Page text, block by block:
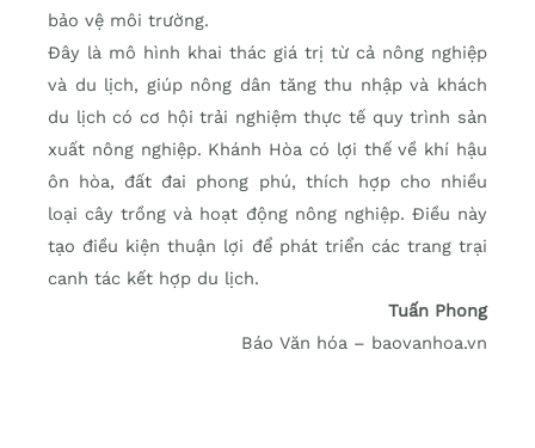
bảo vệ môi trường.
Đây là mô hình khai thác giá trị từ cả nông nghiệp
và du lịch, giúp nông dân tăng thu nhập và khách
du lịch có cơ hội trải nghiệm thực tế quy trình sản
xuất nông nghiệp. Khánh Hòa có lợi thế về khí hậu
ôn hòa, đất đai phong phú, thích hợp cho nhiều
loại cây trồng và hoạt động nông nghiệp. Điều này
tạo điều kiện thuận lợi để phát triển các trang trại
canh tác kết hợp du lịch.
Tuấn Phong
Báo Văn hóa – baovanhoa.vn